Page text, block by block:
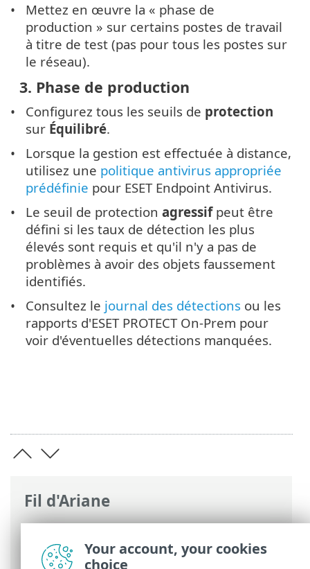
Fil d'Ariane
Aide en ligne d'ESET>ESET Endpoint
Antivirus
>Configuration avancée>
Protections
Mettez en œuvre la « phase de
production » sur certains postes de travail
à titre de test (pas pour tous les postes sur
le réseau).
3. Phase de production
Configurez tous les seuils de protection
sur Équilibré.
Lorsque la gestion est effectuée à distance,
utilisez une politique antivirus appropriée
prédéfinie pour ESET Endpoint Antivirus.
Le seuil de protectionagressifpeut être
défini si les taux de détection les plus
élevés sont requis et qu'il n'y a pas de
problèmes à avoir des objets faussement
identifiés.
Consultez le journal des détections ou les
rapports d'ESET PROTECT On-Prem pour
voir d'éventuelles détections manquées.
Your account, your cookies
choice